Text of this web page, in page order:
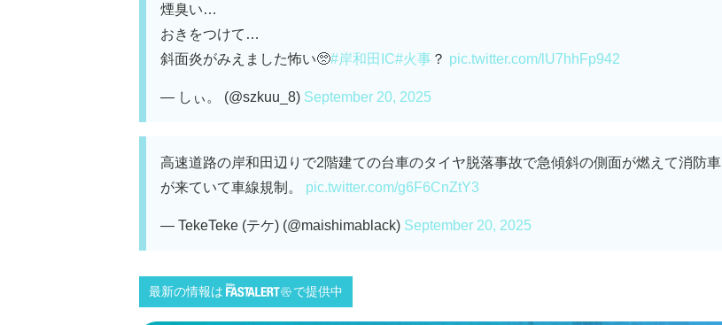
煙臭い…
おきをつけて…
斜面炎がみえました怖い🥺#岸和田IC#火事 ？ pic.twitter.com/lU7hhFp942
— しぃ。 (@szkuu_8) September 20, 2025
高速道路の岸和田辺りで2階建ての台車のタイヤ脱落事故で急傾斜の側面が燃えて消防車
が来ていて車線規制。 pic.twitter.com/g6F6CnZtY3
— TekeTeke (テケ) (@maishimablack) September 20, 2025
最新の情報は で提供中